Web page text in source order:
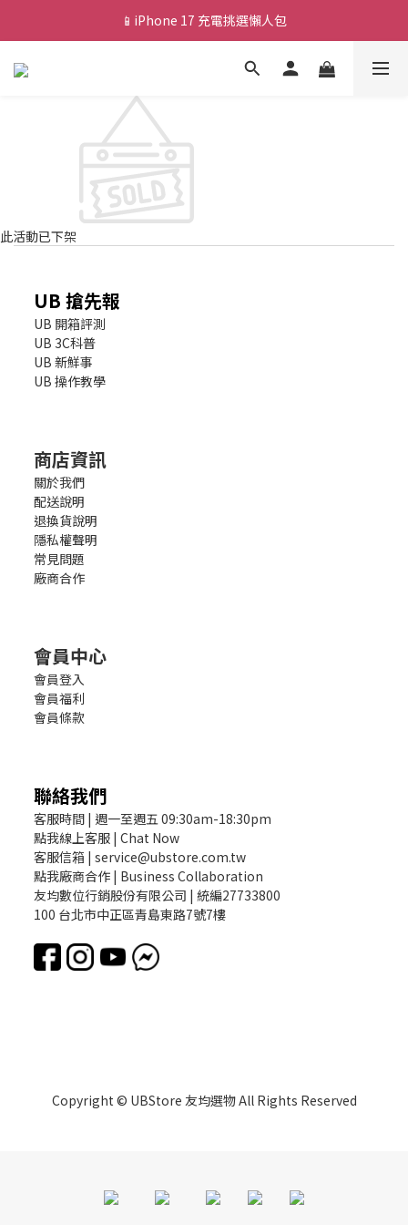
💰新會員送 $88 購物金
📱iPhone 17 充電挑選懶人包
🎟️ 去領優惠券 ▶▶
💰新會員送 $88 購物金
此活動已下架
UB 搶先報
UB 開箱評測
UB 3C科普
UB 新鮮事
UB 操作教學
商店資訊
關於我們
配送說明
退換貨說明
隱私權聲明
常見問題
廠商合作
會員中心
會員登入
會員福利
會員條款
聯絡我們
客服時間 | 週一至週五 09:30am-18:30pm
點我線上客服 | Chat Now
客服信箱 | service@ubstore.com.tw
點我廠商合作 | Business Collaboration
友均數位行銷股份有限公司 | 統編27733800
100 台北市中正區青島東路7號7樓
Copyright © UBStore 友均選物 All Rights Reserved